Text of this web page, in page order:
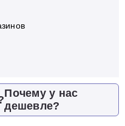
Почему у нас
дешевле?